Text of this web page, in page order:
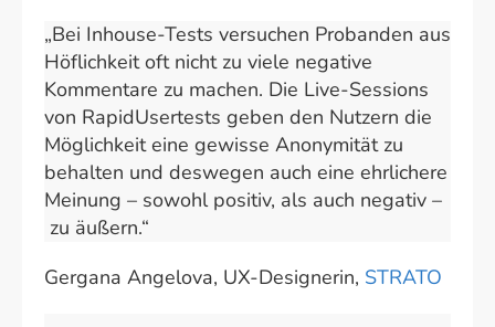
„Bei Inhouse-Tests versuchen Probanden aus
Höflichkeit oft nicht zu viele negative
Kommentare zu machen. Die Live-Sessions
von RapidUsertests geben den Nutzern die
Möglichkeit eine gewisse Anonymität zu
behalten und deswegen auch eine ehrlichere
Meinung – sowohl positiv, als auch negativ –
zu äußern.“
Gergana Angelova, UX-Designerin, STRATO